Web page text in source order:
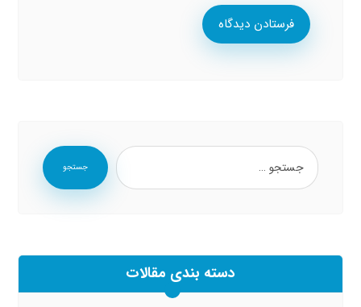
فرستادن دیدگاه
جستجو
دسته بندی مقالات